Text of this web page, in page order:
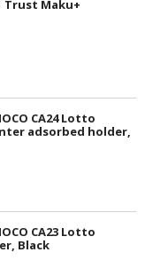
Trust Maku+
CA24 Lotto
adsorbed holder,
CA23 Lotto
Black